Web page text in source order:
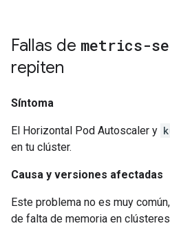
Fallas de metrics-
repiten
Síntoma
El Horizontal Pod Autoscaler y
en tu clúster.
Causa y versiones afectadas
Este problema no es muy
de falta de memoria en